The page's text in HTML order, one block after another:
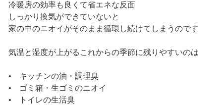
冷暖房の効率も良くて省エネな反面
しっかり換気ができていないと
家の中のニオイがそのまま循環し続けてしまうのです
気温と湿度が上がるこれからの季節に残りやすいのは
• キッチンの油・調理臭
• ゴミ箱・生ゴミのニオイ
• トイレの生活臭